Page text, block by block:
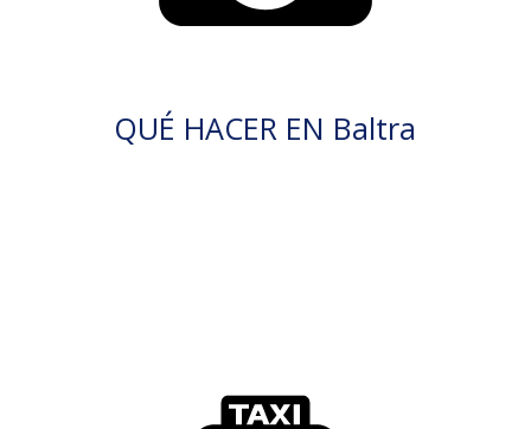
QUÉ HACER EN Baltra